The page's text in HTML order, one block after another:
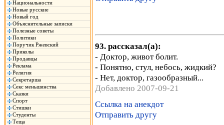
Национальности
Новые русские
Новый год
Объяснительные записки
Полезные советы
Политики
Поручик Ржевский
Приколы
Продавцы
Реклама
Религия
Секретарша
Секс меньшинства
Сказки
Спорт
Стишки
Студенты
Теща
93. рассказал(а):
- Доктор, живот болит.
- Понятно, стул, небось, жидкий?
- Нет, доктор, газообразный...
Добавлено 2007-09-21
Ссылка на анекдот
Отправить другу